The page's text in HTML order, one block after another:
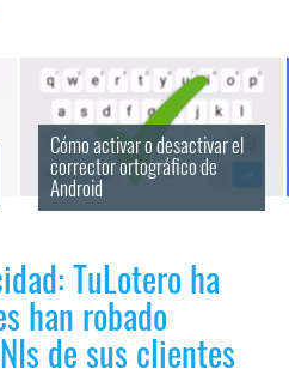
Cómo activar o desactivar el
corrector ortográfico de
Android
TuLotero ha
han robado
de sus clientes